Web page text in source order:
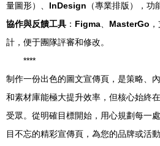
量圖形）、 InDesign （專業排版），功
協作與反饋工具 ： Figma MasterGo
計，便于團隊評審和修改。
****
制作一份出色的圖文宣傳頁，是策略、
和素材庫能極大提升效率，但核心始終
受眾。從明確目標開始，用心規劃每一
目不忘的精彩宣傳頁，為您的品牌或活動